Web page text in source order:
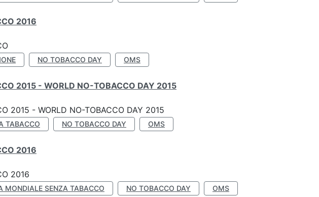
2016
NO TOBACCO DAY OMS
2015 - WORLD NO-TOBACCO DAY 2015
2015 - WORLD NO-TOBACCO DAY 2015
TABACCO NO TOBACCO DAY OMS
2016
2016
MONDIALE SENZA TABACCO NO TOBACCO DAY OMS